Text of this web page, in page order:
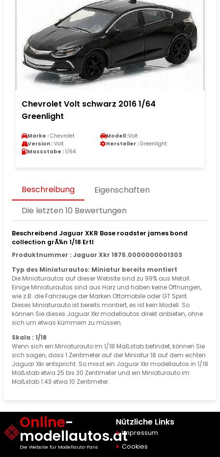
Chevrolet Volt schwarz 2016 1/64
Greenlight
Marke : Chevrolet Modell :Volt
Version : Volt Hersteller : Greenlight
Massstabe : 1/64
Beschreibung
Eigenschaften
Die letzten 10 Bewertungen
Beschreibend Jaguar XKR Base roadster james bond
collection grÃ¼n 1/18 Ertl
Produktnummer : Jaguar Xkr 1875.0000000001303
Typ des Miniaturautos: Miniatur bereits montiert
Die Miniaturautos auf dieser Website sind zu 99% aus Metall.
Einige Miniaturautos sind aus Harz und haben keine Öffnungen,
wie z.B. die Fahrzeuge der Marken Ottomobile oder GT Spirit.
Dieses Miniaturauto ist bereits montiert, es ist kein Modell. So
können Sie dieses Jaguar Xkr modellautos direkt anbieten, ohne
sich um etwas kümmern zu müssen.
Skala : 1/18
Wenn sich ein Miniaturauto im 1/18 Maßstab befindet, können Sie
sich sagen, dass 1 Zentimeter auf der Miniatur 18 auf dem echten
Jaguar Xkr entspricht. So misst ein Jaguar Xkr modellautos in 1/18
Maßstab etwa 25 bis 30 Zentimeter und ein Miniaturauto im
Maßstab 1:43 etwa 10 Zentimeter.
Online-
modellautos.at
Die Website für Modellauto-Fans
Nützliche Links
Impressum
Cookies